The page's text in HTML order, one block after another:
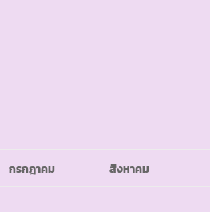
กรกฎาคม สิงหาคม